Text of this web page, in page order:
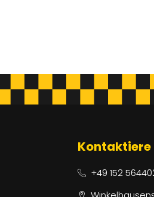
Kontaktiere
+49 152